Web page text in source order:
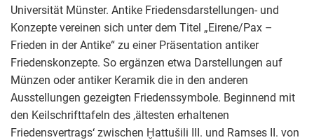
Universität Münster. Antike Friedensdarstellungen- und
Konzepte vereinen sich unter dem Titel „Eirene/Pax –
Frieden in der Antike“ zu einer Präsentation antiker
Friedenskonzepte. So ergänzen etwa Darstellungen auf
Münzen oder antiker Keramik die in den anderen
Ausstellungen gezeigten Friedenssymbole. Beginnend mit
den Keilschrifttafeln des ‚ältesten erhaltenen
Friedensvertrags‘ zwischen Ḫattušili III. und Ramses II. von